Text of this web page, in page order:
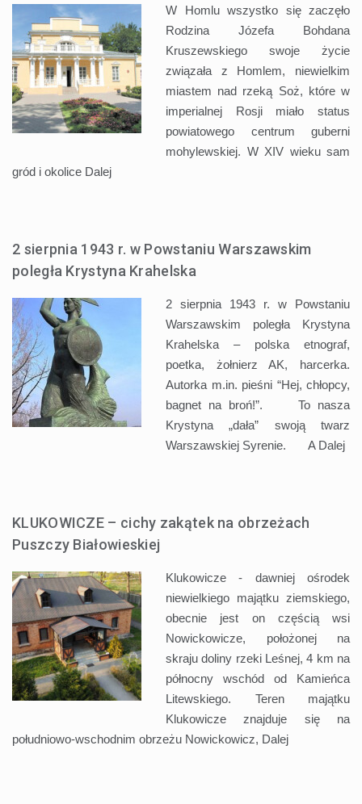
W Homlu wszystko się zaczęło
Rodzina Józefa Bohdana
Kruszewskiego swoje życie
związała z Homlem, niewielkim
miastem nad rzeką Soż, które w
imperialnej Rosji miało status
powiatowego centrum guberni
mohylewskiej. W XIV wieku sam
gród i okolice Dalej
2 sierpnia 1943 r. w Powstaniu Warszawskim
poległa Krystyna Krahelska
2 sierpnia 1943 r. w Powstaniu
Warszawskim poległa Krystyna
Krahelska – polska etnograf,
poetka, żołnierz AK, harcerka.
Autorka m.in. pieśni “Hej, chłopcy,
bagnet na broń!”. To nasza
Krystyna „dała” swoją twarz
Warszawskiej Syrenie. A Dalej
KLUKOWICZE – cichy zakątek na obrzeżach
Puszczy Białowieskiej
Klukowicze - dawniej ośrodek
niewielkiego majątku ziemskiego,
obecnie jest on częścią wsi
Nowickowicze, położonej na
skraju doliny rzeki Leśnej, 4 km na
północny wschód od Kamieńca
Litewskiego. Teren majątku
Klukowicze znajduje się na
południowo-wschodnim obrzeżu Nowickowicz, Dalej